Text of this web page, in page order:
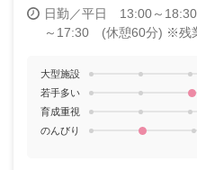
日勤／平日 13:00～
～17:30 (休憩60分) ※残
大型施設
若手多い
育成重視
のんびり